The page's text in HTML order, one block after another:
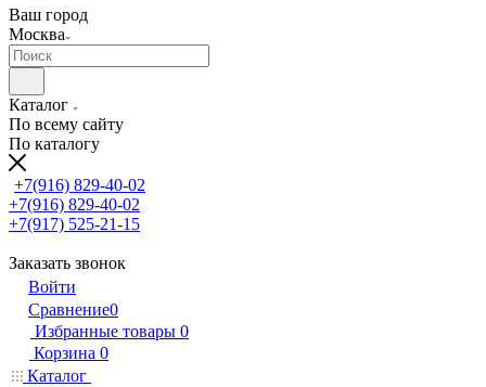
Ваш город
Москва
Каталог
По всему сайту
По каталогу
+7(916) 829-40-02
+7(916) 829-40-02
+7(917) 525-21-15
Заказать звонок
Войти
Сравнение0
Избранные товары 0
Корзина 0
Каталог